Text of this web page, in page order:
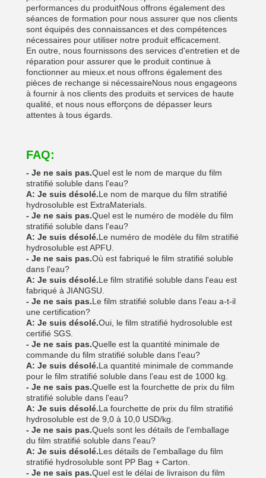
performances du produitNous offrons également des
séances de formation pour nous assurer que nos clients
sont équipés des connaissances et des compétences
nécessaires pour utiliser notre produit efficacement.
En outre, nous fournissons des services d'entretien et de
réparation pour assurer que le produit continue à
fonctionner au mieux.et nous offrons également des
pièces de rechange si nécessaireNous nous engageons
à fournir à nos clients des produits et services de haute
qualité, et nous nous efforçons de dépasser leurs
attentes à tous égards.
FAQ:
- Je ne sais pas.Quel est le nom de marque du film
stratifié soluble dans l'eau?
A: Je suis désolé.Le nom de marque du film stratifié
hydrosoluble est ExtraMaterials.
- Je ne sais pas.Quel est le numéro de modèle du film
stratifié soluble dans l'eau?
A: Je suis désolé.Le numéro de modèle du film stratifié
hydrosoluble est APFU.
- Je ne sais pas.Où est fabriqué le film stratifié soluble
dans l'eau?
A: Je suis désolé.Le film stratifié soluble dans l'eau est
fabriqué à JIANGSU.
- Je ne sais pas.Le film stratifié soluble dans l'eau a-t-il
une certification?
A: Je suis désolé.Oui, le film stratifié hydrosoluble est
certifié SGS.
- Je ne sais pas.Quelle est la quantité minimale de
commande du film stratifié soluble dans l'eau?
A: Je suis désolé.La quantité minimale de commande
pour le film stratifié soluble dans l'eau est de 1000 kg.
- Je ne sais pas.Quelle est la fourchette de prix du film
stratifié soluble dans l'eau?
A: Je suis désolé.La fourchette de prix du film stratifié
hydrosoluble est de 9,0 à 10,0 USD/kg.
- Je ne sais pas.Quels sont les détails de l'emballage
du film stratifié soluble dans l'eau?
A: Je suis désolé.Les détails de l'emballage du film
stratifié hydrosoluble sont PP Bag + Carton.
- Je ne sais pas.Quel est le délai de livraison du film